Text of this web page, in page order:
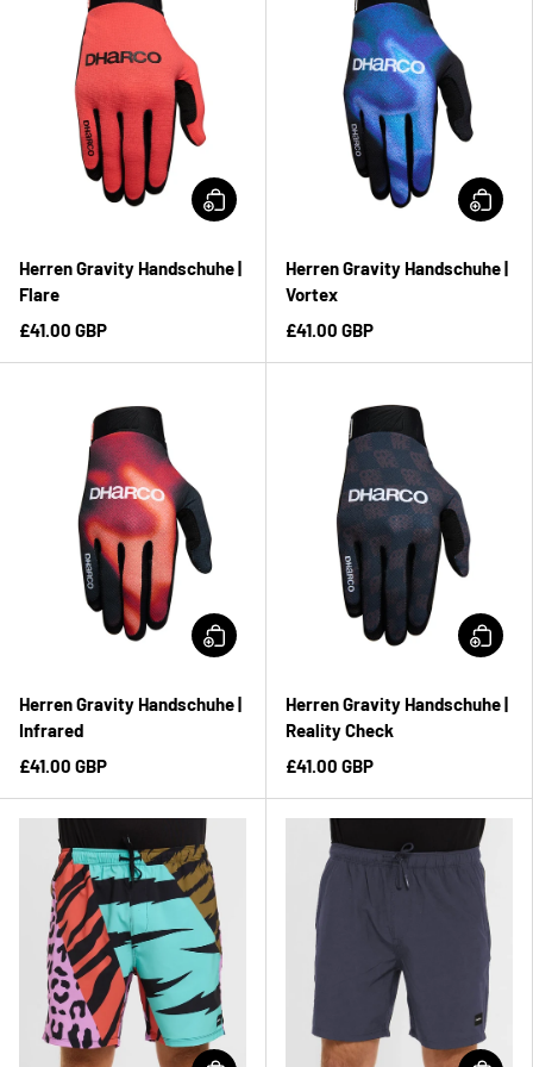
Herren Gravity Handschuhe |
Flare
£41.00 GBP
Herren Gravity Handschuhe |
Vortex
£41.00 GBP
Herren Gravity Handschuhe |
Infrared
£41.00 GBP
Herren Gravity Handschuhe |
Reality Check
£41.00 GBP